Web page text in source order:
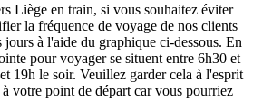
Liège en train, si vous souhaitez éviter
la fréquence de voyage de nos clients
jours à l'aide du graphique ci-dessous. En
pour voyager se situent entre 6h30 et
19h le soir. Veuillez garder cela à l'esprit
votre point de départ car vous pourriez